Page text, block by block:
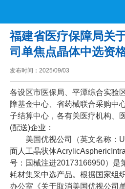
福建省医疗保障局关
司单焦点晶体中选资
发布时间： 2025/09/03
各设区市医保局、平潭综合实验
障基金中心、省药械联合采购中
子结算中心，各有关医疗机构、
(配送)企业：
美国优视公司（英文名称：
面人工晶状体
号：国械注进20173166950）是
耗材集采中选产品。根据国家组
办公室《关于取消美国优视公司